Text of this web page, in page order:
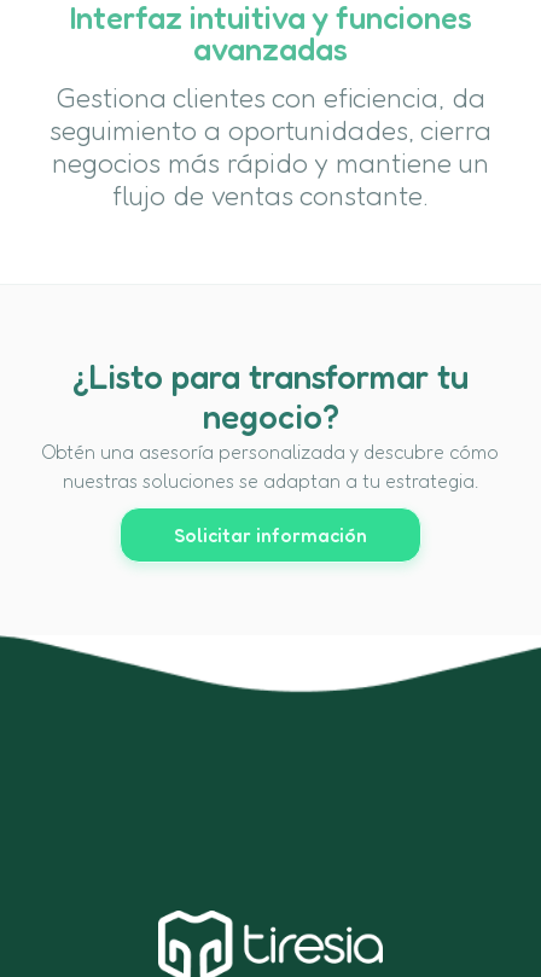
Interfaz intuitiva y funciones
avanzadas
Gestiona clientes con eficiencia, da
seguimiento a oportunidades, cierra
negocios más rápido y mantiene un
flujo de ventas constante.
¿Listo para transformar tu
negocio?
Obtén una asesoría personalizada y descubre cómo
nuestras soluciones se adaptan a tu estrategia.
Solicitar información